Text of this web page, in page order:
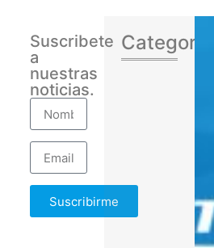
Suscribete
a
nuestras
noticias.
Suscribirme
Categorias